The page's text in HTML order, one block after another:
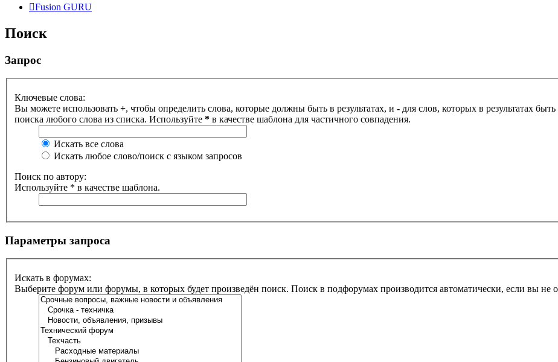
Fusion GURU
Поиск
Запрос
Ключевые слова:
Вы можете использовать +, чтобы определить слова, которые должны быть в результатах, и - для слов, которых в результатах
поиска любого слова из списка. Используйте * в качестве шаблона для частичного совпадения.
Искать все слова
Искать любое слово/поиск с языком запросов
Поиск по автору:
Используйте * в качестве шаблона.
Параметры запроса
Искать в форумах:
Выберите форум или форумы, в которых будет произведён поиск. Поиск в подфорумах производится автоматически, если вы